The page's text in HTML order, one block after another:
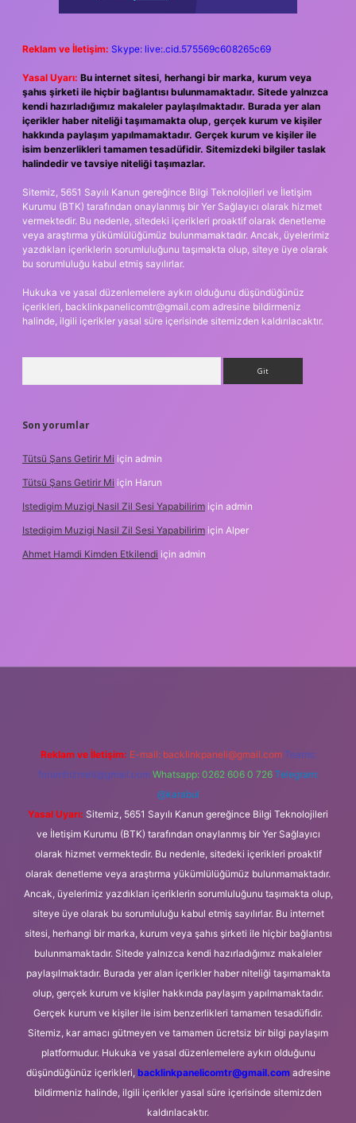
Reklam ve İletişim: Skype: live:.cid.575569c608265c69
Yasal Uyarı: Bu internet sitesi, herhangi bir marka, kurum veya
şahıs şirketi ile hiçbir bağlantısı bulunmamaktadır. Sitede yalnızca
kendi hazırladığımız makaleler paylaşılmaktadır. Burada yer alan
içerikler haber niteliği taşımamakta olup, gerçek kurum ve kişiler
hakkında paylaşım yapılmamaktadır. Gerçek kurum ve kişiler ile
isim benzerlikleri tamamen tesadüfidir. Sitemizdeki bilgiler taslak
halindedir ve tavsiye niteliği taşımazlar.
Sitemiz, 5651 Sayılı Kanun gereğince Bilgi Teknolojileri ve İletişim
Kurumu (BTK) tarafından onaylanmış bir Yer Sağlayıcı olarak hizmet
vermektedir. Bu nedenle, sitedeki içerikleri proaktif olarak denetleme
veya araştırma yükümlülüğümüz bulunmamaktadır. Ancak, üyelerimiz
yazdıkları içeriklerin sorumluluğunu taşımakta olup, siteye üye olarak
bu sorumluluğu kabul etmiş sayılırlar.
Hukuka ve yasal düzenlemelere aykırı olduğunu düşündüğünüz
içerikleri, backlinkpanelicomtr@gmail.com adresine bildirmeniz
halinde, ilgili içerikler yasal süre içerisinde sitemizden kaldırılacaktır.
Son yorumlar
Tütsü Şans Getirir Mi için admin
Tütsü Şans Getirir Mi için Harun
Istedigim Muzigi Nasil Zil Sesi Yapabilirim için admin
Istedigim Muzigi Nasil Zil Sesi Yapabilirim için Alper
Ahmet Hamdi Kimden Etkilendi için admin
Reklam ve İletişim: E-mail: backlinkpaneli@gmail.com Teams:
forumhizmeti@gmail.com Whatsapp: 0262 606 0 726 Telegram:
@karabul
Yasal Uyarı: Sitemiz, 5651 Sayılı Kanun gereğince Bilgi Teknolojileri
ve İletişim Kurumu (BTK) tarafından onaylanmış bir Yer Sağlayıcı
olarak hizmet vermektedir. Bu nedenle, sitedeki içerikleri proaktif
olarak denetleme veya araştırma yükümlülüğümüz bulunmamaktadır.
Ancak, üyelerimiz yazdıkları içeriklerin sorumluluğunu taşımakta olup,
siteye üye olarak bu sorumluluğu kabul etmiş sayılırlar. Bu internet
sitesi, herhangi bir marka, kurum veya şahıs şirketi ile hiçbir bağlantısı
bulunmamaktadır. Sitede yalnızca kendi hazırladığımız makaleler
paylaşılmaktadır. Burada yer alan içerikler haber niteliği taşımamakta
olup, gerçek kurum ve kişiler hakkında paylaşım yapılmamaktadır.
Gerçek kurum ve kişiler ile isim benzerlikleri tamamen tesadüfidir.
Sitemiz, kar amacı gütmeyen ve tamamen ücretsiz bir bilgi paylaşım
platformudur. Hukuka ve yasal düzenlemelere aykırı olduğunu
düşündüğünüz içerikleri, backlinkpanelicomtr@gmail.comadresine
bildirmeniz halinde, ilgili içerikler yasal süre içerisinde sitemizden
kaldırılacaktır.